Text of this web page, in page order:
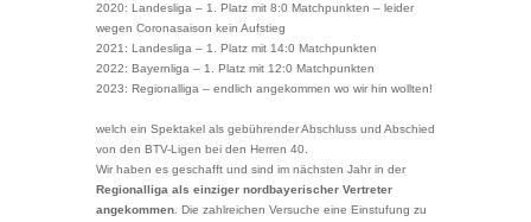
2020: Landesliga – 1. Platz mit 8:0 Matchpunkten – leider
wegen Coronasaison kein Aufstieg
2021: Landesliga – 1. Platz mit 14:0 Matchpunkten
2022: Bayernliga – 1. Platz mit 12:0 Matchpunkten
2023: Regionalliga – endlich angekommen wo wir hin wollten!
welch ein Spektakel als gebührender Abschluss und Abschied
von den BTV-Ligen bei den Herren 40.
Wir haben es geschafft und sind im nächsten Jahr in der
Regionalliga als einziger nordbayerischer Vertreter
angekommen. Die zahlreichen Versuche eine Einstufung zu